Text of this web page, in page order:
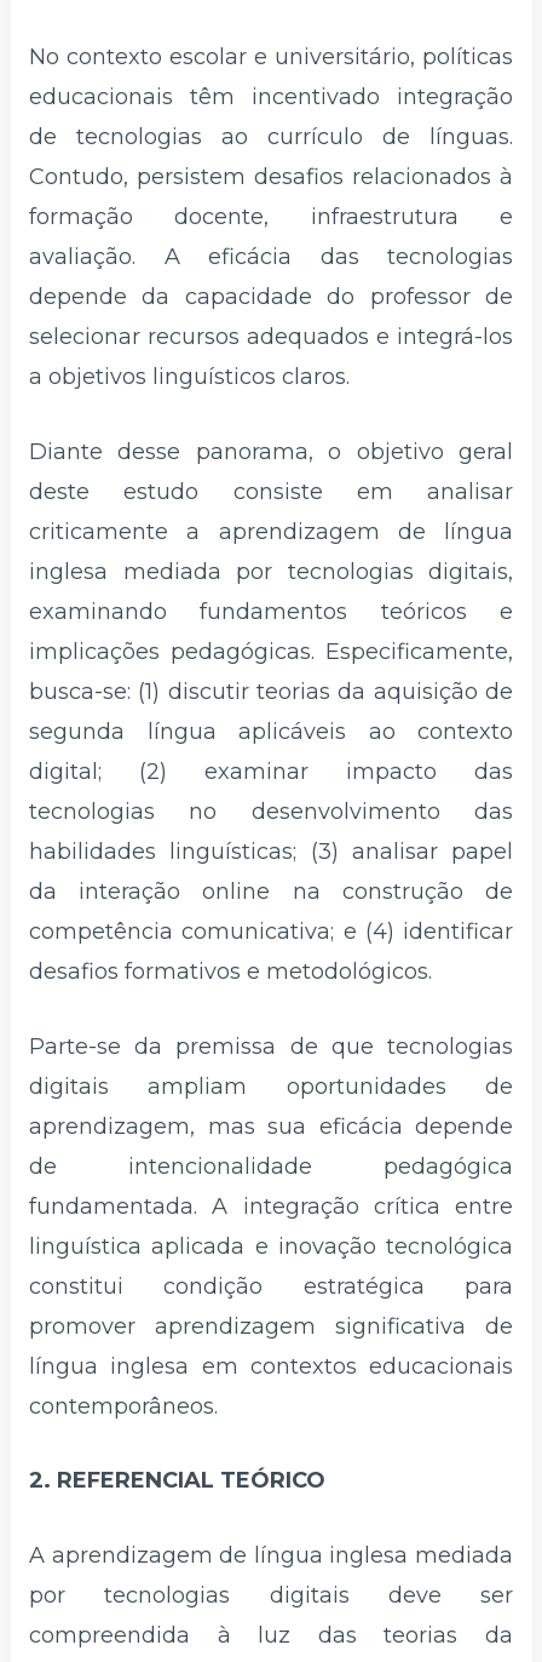
No contexto escolar e universitário, políticas
educacionais têm incentivado integração
de tecnologias ao currículo de línguas.
Contudo, persistem desafios relacionados à
formação docente, infraestrutura e
avaliação. A eficácia das tecnologias
depende da capacidade do professor de
selecionar recursos adequados e integrá-los
a objetivos linguísticos claros.
Diante desse panorama, o objetivo geral
deste estudo consiste em analisar
criticamente a aprendizagem de língua
inglesa mediada por tecnologias digitais,
examinando fundamentos teóricos e
implicações pedagógicas. Especificamente,
busca-se: (1) discutir teorias da aquisição de
segunda língua aplicáveis ao contexto
digital; (2) examinar impacto das
tecnologias no desenvolvimento das
habilidades linguísticas; (3) analisar papel
da interação online na construção de
competência comunicativa; e (4) identificar
desafios formativos e metodológicos.
Parte-se da premissa de que tecnologias
digitais ampliam oportunidades de
aprendizagem, mas sua eficácia depende
de intencionalidade pedagógica
fundamentada. A integração crítica entre
linguística aplicada e inovação tecnológica
constitui condição estratégica para
promover aprendizagem significativa de
língua inglesa em contextos educacionais
contemporâneos.
2. REFERENCIAL TEÓRICO
A aprendizagem de língua inglesa mediada
por tecnologias digitais deve ser
compreendida à luz das teorias da